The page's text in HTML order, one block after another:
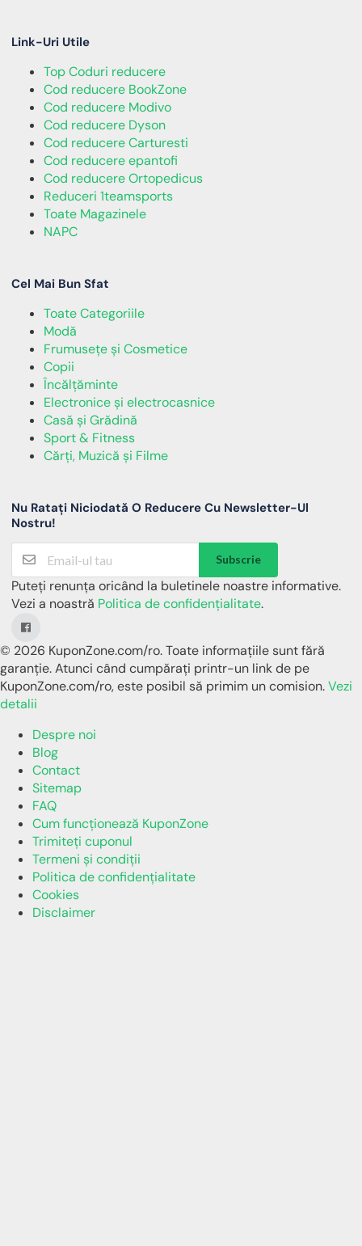
Link-Uri Utile
Top Coduri reducere
Cod reducere BookZone
Cod reducere Modivo
Cod reducere Dyson
Cod reducere Carturesti
Cod reducere epantofi
Cod reducere Ortopedicus
Reduceri 1teamsports
Toate Magazinele
NAPC
Cel Mai Bun Sfat
Toate Categoriile
Modă
Frumusețe și Cosmetice
Copii
Încălţăminte
Electronice și electrocasnice
Casă și Grădină
Sport & Fitness
Cărți, Muzică și Filme
Nu Ratați Niciodată O Reducere Cu Newsletter-Ul
Nostru!
Subscrie
Puteți renunța oricând la buletinele noastre informative.
Vezi a noastră Politica de confidențialitate.
© 2026 KuponZone.com/ro. Toate informațiile sunt fără
garanție. Atunci când cumpărați printr-un link de pe
KuponZone.com/ro, este posibil să primim un comision.Vezi
detalii
Despre noi
Blog
Contact
Sitemap
FAQ
Cum funcționează KuponZone
Trimiteți cuponul
Termeni și condiții
Politica de confidențialitate
Cookies
Disclaimer